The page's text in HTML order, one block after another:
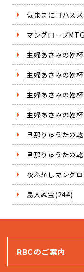
気ままにロハス
マングローブ
主婦あさみの乾
主婦あさみの乾
主婦あさみの乾
主婦あさみの乾
旦那りゅうたの
旦那りゅうたの
夜ふかしマング
島人ぬ宝(244)
RBCのご案内